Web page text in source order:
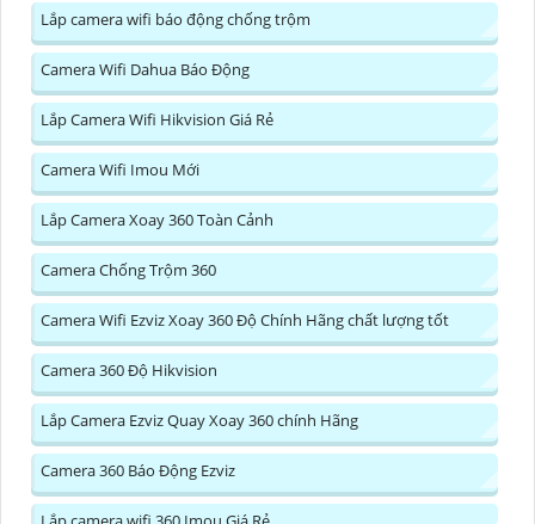
Lắp camera wifi báo động chống trộm
Camera Wifi Dahua Báo Động
Lắp Camera Wifi Hikvision Giá Rẻ
Camera Wifi Imou Mới
Lắp Camera Xoay 360 Toàn Cảnh
Camera Chống Trộm 360
Camera Wifi Ezviz Xoay 360 Độ Chính Hãng chất lượng tốt
Camera 360 Độ Hikvision
Lắp Camera Ezviz Quay Xoay 360 chính Hãng
Camera 360 Báo Động Ezviz